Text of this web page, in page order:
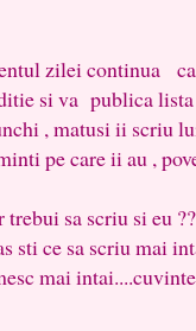
continua
si va publica
, matusi ii scriu
pe care ii au ,
sa scriu si eu
sa scriu mai
mai